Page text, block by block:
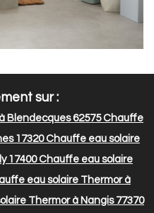
sur :
Blendecques 62575Chauffe
17320Chauffe eau solaire
17400Chauffe eau solaire
eau solaire Thermor à
Thermor à Nangis 77370